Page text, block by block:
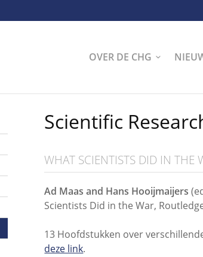
OVER DE CHG
Scientific
WHAT SCIENTISTS DID IN THE
Ad Maas and Hans Hooijmaijers
Scientists Did in the War,
13 Hoofdstukken over
deze link.